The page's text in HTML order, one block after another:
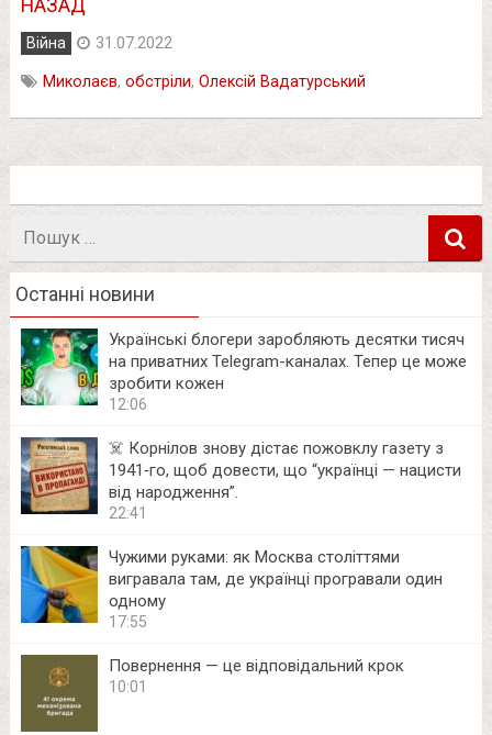
НАЗАД
Війна 31.07.2022
Миколаєв, обстріли, Олексій Вадатурський
Пошук
Останні новини
Українські блогери заробляють десятки тисяч
на приватних Telegram-каналах. Тепер це може
зробити кожен
12:06
☠️ Корнілов знову дістає пожовклу газету з
1941‑го, щоб довести, що “українці — нацисти
від народження”.
22:41
Чужими руками: як Москва століттями
вигравала там, де українці програвали один
одному
17:55
Повернення — це відповідальний крок
10:01